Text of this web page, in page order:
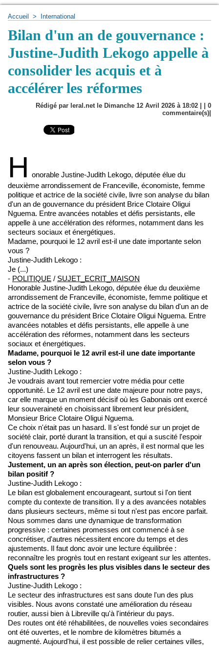
Accueil > International
Bilan d'un an de gouvernance :
Justine-Judith Lekogo appelle à
consolider les acquis et à
accélérer les réformes
Rédigé par leral.net le Dimanche 12 Avril 2026 à 18:02 | | 0
commentaire(s)|
H onorable Justine-Judith Lekogo, députée élue du
deuxième arrondissement de Franceville, économiste, femme
politique et actrice de la société civile, livre son analyse du bilan
d'un an de gouvernance du président Brice Clotaire Oligui
Nguema. Entre avancées notables et défis persistants, elle
appelle à une accélération des réformes, notamment dans les
secteurs sociaux et énergétiques.
Madame, pourquoi le 12 avril est-il une date importante selon
vous ?
Justine-Judith Lekogo :
Je (...)
- POLITIQUE / SUJET_ECRIT_MAISON
Honorable Justine-Judith Lekogo, députée élue du deuxième
arrondissement de Franceville, économiste, femme politique et
actrice de la société civile, livre son analyse du bilan d'un an de
gouvernance du président Brice Clotaire Oligui Nguema. Entre
avancées notables et défis persistants, elle appelle à une
accélération des réformes, notamment dans les secteurs
sociaux et énergétiques.
Madame, pourquoi le 12 avril est-il une date importante
selon vous ?
Justine-Judith Lekogo :
Je voudrais avant tout remercier votre média pour cette
opportunité. Le 12 avril est une date majeure pour notre pays,
car elle marque un moment décisif où les Gabonais ont exercé
leur souveraineté en choisissant librement leur président,
Monsieur Brice Clotaire Oligui Nguema.
Ce choix n'était pas un hasard. Il s'est fondé sur un projet de
société clair, porté durant la transition, et qui a suscité l'espoir
d'un renouveau. Aujourd'hui, un an après, il est normal que les
citoyens fassent un bilan et interrogent les résultats.
Justement, un an après son élection, peut-on parler d'un
bilan positif ?
Justine-Judith Lekogo :
Le bilan est globalement encourageant, surtout si l'on tient
compte du contexte de transition. Il y a des avancées notables
dans plusieurs secteurs, même si tout n'est pas encore parfait.
Nous sommes dans une dynamique de transformation
progressive : certaines promesses ont commencé à se
concrétiser, d'autres nécessitent encore du temps et des
ajustements. Il faut donc avoir une lecture équilibrée :
reconnaître les progrès tout en restant exigeant sur les attentes.
Quels sont les progrès les plus visibles dans le secteur des
infrastructures ?
Justine-Judith Lekogo :
Le secteur des infrastructures est sans doute l'un des plus
visibles. Nous avons constaté une amélioration du réseau
routier, aussi bien à Libreville qu'à l'intérieur du pays.
Des routes ont été réhabilitées, de nouvelles voies secondaires
ont été ouvertes, et le nombre de kilomètres bitumés a
augmenté. Aujourd'hui, il est possible de relier certaines villes,